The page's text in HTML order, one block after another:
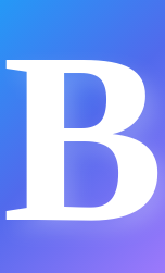
B